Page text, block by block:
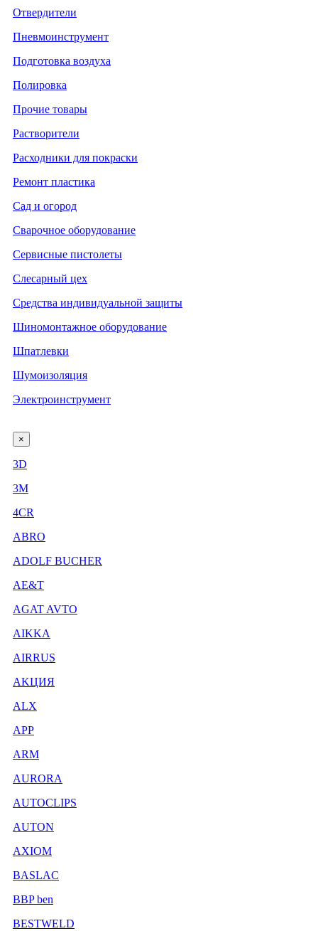
Отвердители
Пневмоинструмент
Подготовка воздуха
Полировка
Прочие товары
Растворители
Расходники для покраски
Ремонт пластика
Сад и огород
Сварочное оборудование
Сервисные пистолеты
Слесарный цех
Средства индивидуальной защиты
Шиномонтажное оборудование
Шпатлевки
Шумоизоляция
Электроинструмент
×
3D
3М
4CR
ABRO
ADOLF BUCHER
AE&T
AGAT AVTO
AIKKA
AIRRUS
AKЦИЯ
ALX
APP
ARM
AURORA
AUTOCLIPS
AUTON
AXIOM
BASLAC
BBP ben
BESTWELD